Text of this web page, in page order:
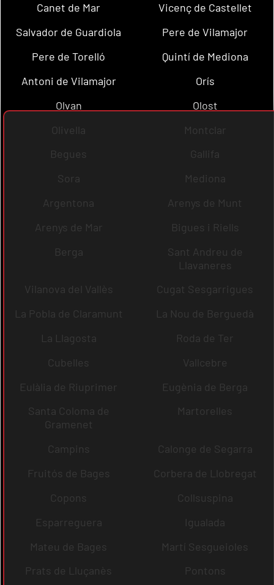
Canet de Mar
Vicenç de Castellet
Salvador de Guardiola
Pere de Vilamajor
Pere de Torelló
Quintí de Mediona
Antoni de Vilamajor
Orís
Olvan
Olost
Olivella
Montclar
Begues
Gallifa
Sora
Mediona
Argentona
Arenys de Munt
Arenys de Mar
Bigues i Riells
Berga
Sant Andreu de
Llavaneres
Vilanova del Vallès
Cugat Sesgarrigues
La Pobla de Claramunt
La Nou de Berguedà
La Llagosta
Roda de Ter
Cubelles
Vallcebre
Eulàlia de Riuprimer
Eugènia de Berga
Santa Coloma de
Gramenet
Martorelles
Campins
Calonge de Segarra
Fruitós de Bages
Corbera de Llobregat
Copons
Collsuspina
Esparreguera
Igualada
Mateu de Bages
Martí Sesgueioles
Prats de Lluçanès
Pontons